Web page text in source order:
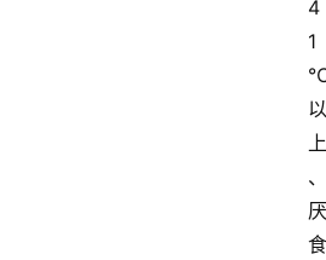
4
1
以
上
、
厌
食